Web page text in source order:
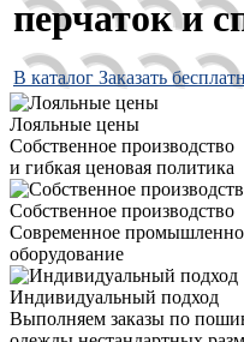
перчаток и
В каталог Заказать
Лояльные цены
Собственное производство
и гибкая ценовая политика
Собственное производство
Современное
оборудование
Индивидуальный подход
Выполняем заказы по